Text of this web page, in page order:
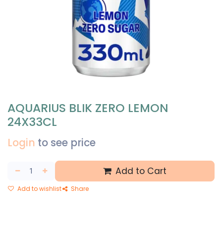
AQUARIUS BLIK ZERO LEMON
24X33CL
Login to see price
Add to Cart
Add to wishlist Share